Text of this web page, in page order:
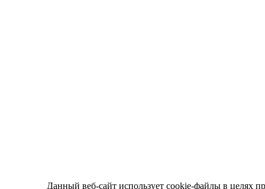
Данный веб-сайт использует cookie-файлы в целях